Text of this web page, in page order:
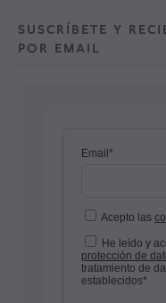
SUSCRÍBETE Y
POR EMAIL